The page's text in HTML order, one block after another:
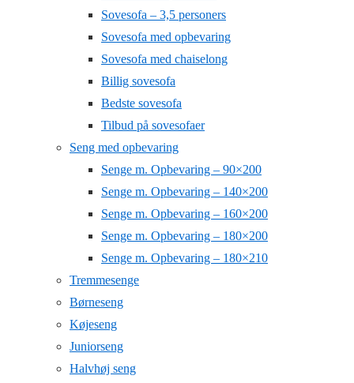
Sovesofa – 3,5 personers
Sovesofa med opbevaring
Sovesofa med chaiselong
Billig sovesofa
Bedste sovesofa
Tilbud på sovesofaer
Seng med opbevaring
Senge m. Opbevaring – 90×200
Senge m. Opbevaring – 140×200
Senge m. Opbevaring – 160×200
Senge m. Opbevaring – 180×200
Senge m. Opbevaring – 180×210
Tremmesenge
Børneseng
Køjeseng
Juniorseng
Halvhøj seng